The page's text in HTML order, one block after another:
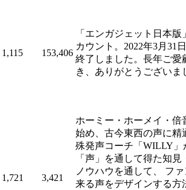
1,115 153,406
「エンガジェット日本版
カウント。2022年3月31
終了しました。長年ご愛
き、ありがとうございま
1,721 3,421
ホーミー・ホーメイ・倍
始め、古今東西の声に精
殊発声コーチ「WILLY」
「声」を通して得た知見
ノウハウを通して、 フ
来る声をデザインする方